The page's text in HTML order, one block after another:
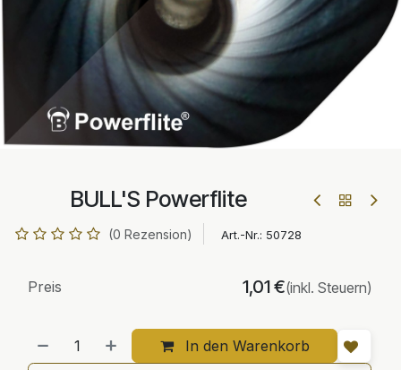
BULL'S Powerflite
(0 Rezension) Art.-Nr.: 50728
In den Warenkorb
Preis 1,01€(inkl. Steuern)